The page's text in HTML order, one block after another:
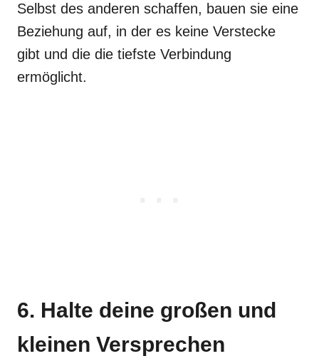
Selbst des anderen schaffen, bauen sie eine
Beziehung auf, in der es keine Verstecke
gibt und die die tiefste Verbindung
ermöglicht.
6. Halte deine großen und
kleinen Versprechen